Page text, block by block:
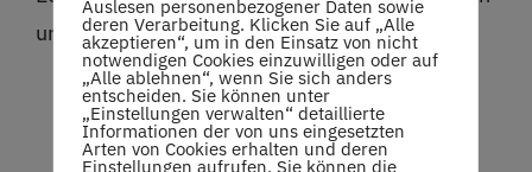
und tollem Tennis ausgefüllt ist.
Auslesen personenbezogener Daten sowie
deren Verarbeitung. Klicken Sie auf „Alle
akzeptieren“, um in den Einsatz von nicht
notwendigen Cookies einzuwilligen oder auf
„Alle ablehnen“, wenn Sie sich anders
entscheiden. Sie können unter
„Einstellungen verwalten“ detaillierte
Informationen der von uns eingesetzten
Arten von Cookies erhalten und deren
Einstellungen aufrufen. Sie können die